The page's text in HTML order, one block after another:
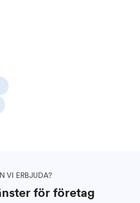
VI ERBJUDA?
för företag